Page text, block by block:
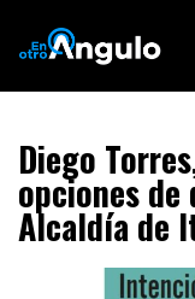
Diego
opciones de
Alcaldía de